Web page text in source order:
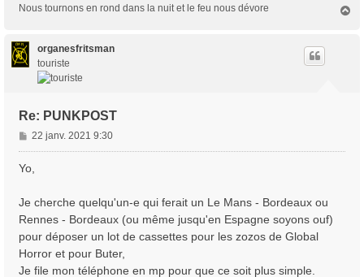
Nous tournons en rond dans la nuit et le feu nous dévore
organesfritsman
touriste
Re: PUNKPOST
M
e
s
g
e
22 janv. 2021 9:30
Yo,
Je cherche quelqu'un-e qui ferait un Le Mans - Bordeaux ou
Rennes - Bordeaux (ou même jusqu'en Espagne soyons ouf)
pour déposer un lot de cassettes pour les zozos de Global
Horror et pour Buter,
Je file mon téléphone en mp pour que ce soit plus simple.